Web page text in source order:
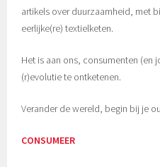
artikels over duurzaamheid, met
eerlijke(re) textielketen.
Het is aan ons, consumenten (en
(r)evolutie te ontketenen.
Verander de wereld, begin bij je
CONSUMEER